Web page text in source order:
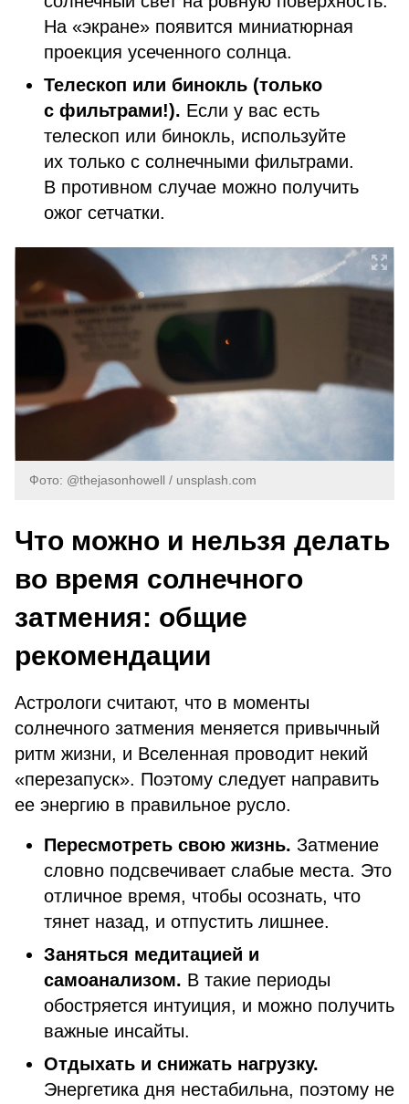
На «экране» появится миниатюрная
проекция усеченного солнца.
Телескоп или бинокль (только
с фильтрами!). Если у вас есть
телескоп или бинокль, используйте
их только с солнечными фильтрами.
В противном случае можно получить
ожог сетчатки.
Фото: @thejasonhowell / unsplash.com
Что можно и нельзя делать
во время солнечного
затмения: общие
рекомендации
Астрологи считают, что в моменты
солнечного затмения меняется привычный
ритм жизни, и Вселенная проводит некий
«перезапуск». Поэтому следует направить
ее энергию в правильное русло.
Пересмотреть свою жизнь. Затмение
словно подсвечивает слабые места. Это
отличное время, чтобы осознать, что
тянет назад, и отпустить лишнее.
Заняться медитацией и
самоанализом. В такие периоды
обостряется интуиция, и можно получить
важные инсайты.
Отдыхать и снижать нагрузку.
Энергетика дня нестабильна, поэтому не